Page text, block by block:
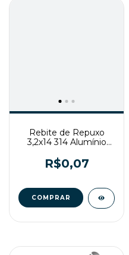
Rebite de Repuxo
3,2x14 314 Alumínio
R$0,07